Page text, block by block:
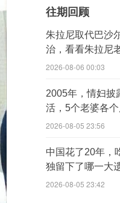
往期回顾
朱拉尼取代巴沙
治，看看朱拉尼
2026-08-06 00:03
2005年，情妇披
活，5个老婆各
2026-08-05 23:56
中国花了20年，
独留下了哪一大
2026-08-05 23:42